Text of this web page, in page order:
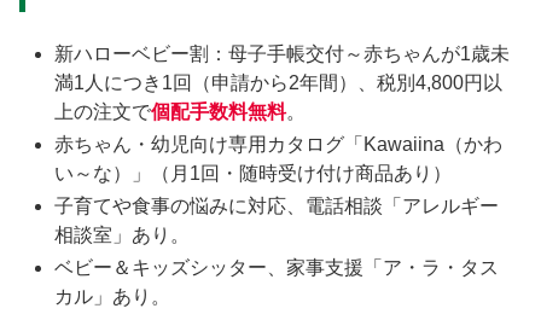
新ハローベビー割：母子手帳交付～赤ちゃんが1歳未
満1人につき1回（申請から2年間）、税別4,800円以
上の注文で個配手数料無料。
赤ちゃん・幼児向け専用カタログ「Kawaiina（かわ
い～な）」（月1回・随時受け付け商品あり）
子育てや食事の悩みに対応、電話相談「アレルギー
相談室」あり。
ベビー＆キッズシッター、家事支援「ア・ラ・タス
カル」あり。